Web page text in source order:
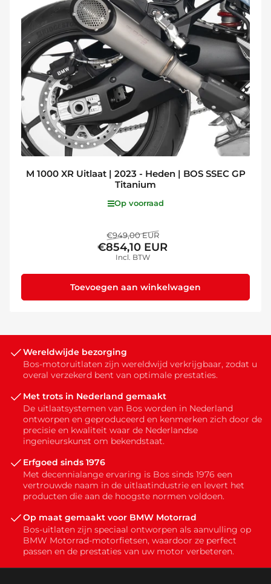
M 1000 XR Uitlaat | 2023 - Heden | BOS SSEC GP
Titanium
Op voorraad
Normale
prijs
€949,00 EURAanbiedingsprijs
€854,10 EUR
Incl. BTW
Toevoegen aan winkelwagen
Wereldwijde bezorging
Bos-motoruitlaten zijn wereldwijd verkrijgbaar, zodat u
overal verzekerd bent van optimale prestaties.
Met trots in Nederland gemaakt
De uitlaatsystemen van Bos worden in Nederland
ontworpen en geproduceerd en kenmerken zich door de
precisie en kwaliteit waar de Nederlandse
ingenieurskunst om bekendstaat.
Erfgoed sinds 1976
Met decennialange ervaring is Bos sinds 1976 een
vertrouwde naam in de uitlaatindustrie en levert het
producten die aan de hoogste normen voldoen.
Op maat gemaakt voor BMW Motorrad
Bos-uitlaten zijn speciaal ontworpen als aanvulling op
BMW Motorrad-motorfietsen, waardoor ze perfect
passen en de prestaties van uw motor verbeteren.